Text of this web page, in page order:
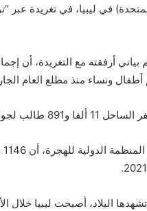
أرفقته مع التغريدة، أن
البلاد، أصبحت ليبيا خلال